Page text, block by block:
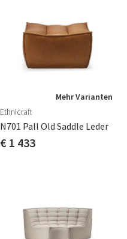
Mehr Varianten
Ethnicraft
N701 Pall Old Saddle Leder
€ 1 433